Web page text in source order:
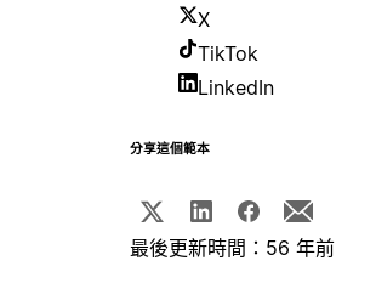
X
TikTok
LinkedIn
分享這個範本
最後更新時間：56 年前